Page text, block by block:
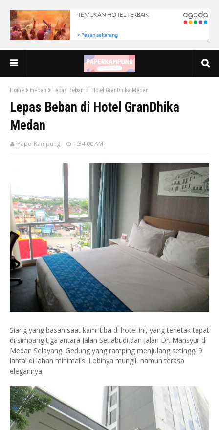
Home medan Lepas Beban di Hotel GranDhika Medan
Lepas Beban di Hotel GranDhika
Medan
PaperKampung 1:34:00 AM
Siang yang basah saat kami tiba di hotel ini, yang terletak tepat
di simpang tiga antara Jalan Setiabudi dan Jalan Dr. Mansyur di
Medan Selayang. Gedung yang ramping menjulang setinggi 9
lantai di lahan minimalis. Lobinya mungil, namun terasa
elegannya.